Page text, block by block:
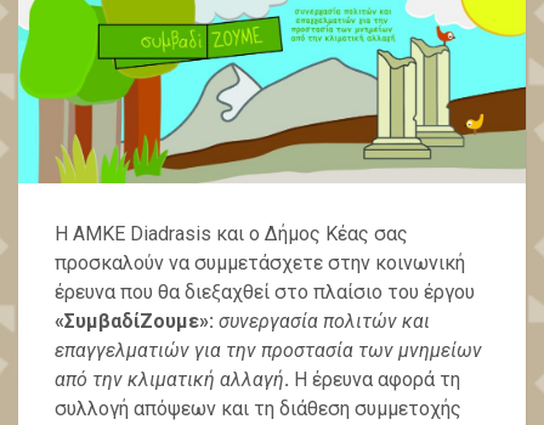
Η ΑΜΚΕ Diadrasis και ο Δήμος Κέας σας
προσκαλούν να συμμετάσχετε στην κοινωνική
έρευνα που θα διεξαχθεί στο πλαίσιο του έργου
«ΣυμβαδίΖουμε»: συνεργασία πολιτών και
επαγγελματιών για την προστασία των μνημείων
από την κλιματική αλλαγή. Η έρευνα αφορά τη
συλλογή απόψεων και τη διάθεση συμμετοχής